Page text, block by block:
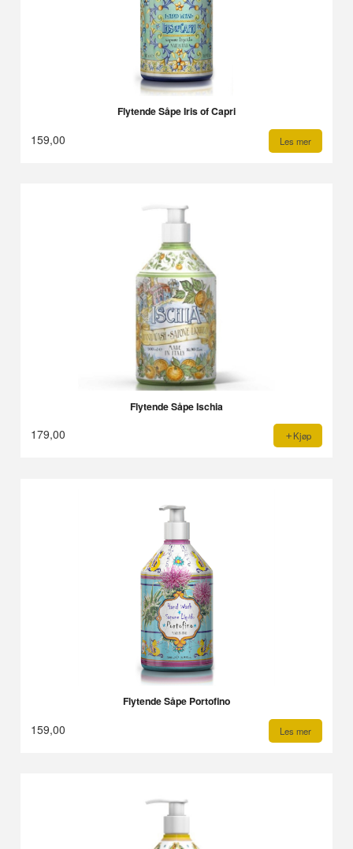
Flytende Såpe Iris of Capri
159,00 Les mer
Flytende Såpe Ischia
179,00 Kjøp
Flytende Såpe Portofino
159,00 Les mer